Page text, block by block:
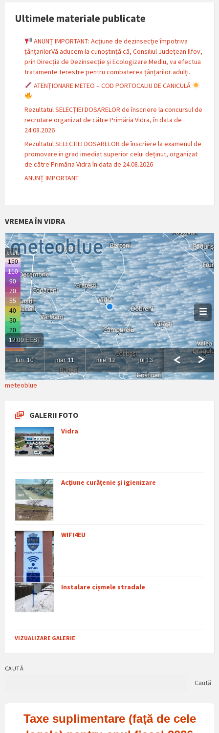
Ultimele materiale publicate
ANUNȚ IMPORTANT: Acțiune de dezinsecție împotriva
țânțarilorVă aducem la cunoștință că, Consiliul Județean Ilfov,
prin Direcția de Dezinsecție și Ecologizare Mediu, va efectua
tratamente terestre pentru combaterea țânțarilor adulți.
ATENȚIONARE METEO – COD PORTOCALIU DE CANICULĂ
Rezultatul SELECȚIEI DOSARELOR de înscriere la concursul de
recrutare organizat de către Primăria Vidra, în data de
24.08.2026
Rezultatul SELECTIEI DOSARELOR de înscriere la examenul de
promovare in grad imediat superior celui deținut, organizat
de către Primăria Vidra în data de 24.08.2026
ANUNȚ IMPORTANT
VREMEA ÎN VIDRA
meteoblue
GALERII FOTO
Vidra
Acțiune curățenie și igienizare
WIFI4EU
Instalare cișmele stradale
VIZUALIZARE GALERIE
CAUTĂ
Caută
Taxe suplimentare (față de cele